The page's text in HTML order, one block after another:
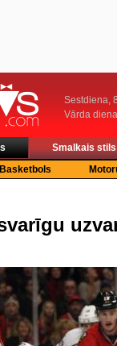
Sestdiena,
Vārda
Smalkais stils
Basketbols